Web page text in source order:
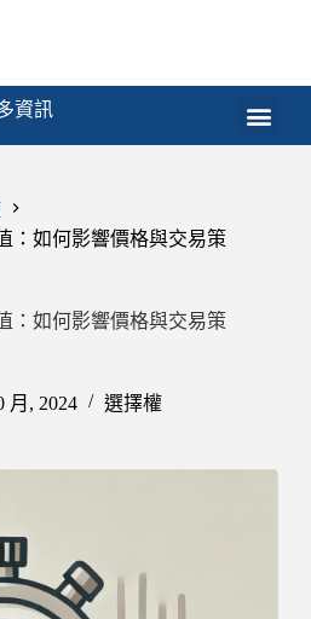
資訊
：如何影響價格與交易策
：如何影響價格與交易策
月, 2024 選擇權